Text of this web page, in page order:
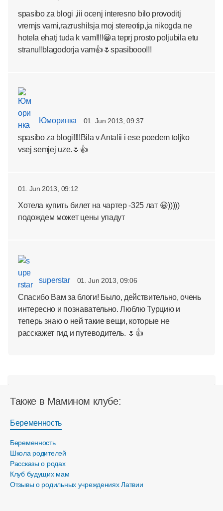
spasibo za blogi ,iii ocenj interesno bilo provoditj
vremjs vami,razrushilsja moj stereotip,ja nikogda ne
hotela ehatj tuda k vam!!!!😀a teprj prosto poljubila etu
stranu!!blagodorja vam👍🌷spasibooo!!!
Юморинка 01. Jun 2013, 09:37
spasibo za blogi!!!!Bila v Antalii i ese poedem toljko
vsej semjej uze.🌷👍
01. Jun 2013, 09:12
Хотела купить билет на чартер -325 лат 😀)))))
подождем может цены упадут
superstar 01. Jun 2013, 09:06
Спасибо Вам за блоги! Было, действительно, очень
интересно и познавательно. Люблю Турцию и
теперь знаю о ней такие вещи, которые не
расскажет гид и путеводитель. 🌷👍
Также в Мамином клубе:
Беременность
Беременность
Школа родителей
Рассказы о родах
Клуб будущих мам
Отзывы о родильных учреждениях Латвии